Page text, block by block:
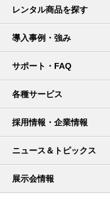
レンタル商品を探す
導入事例・強み
サポート・FAQ
各種サービス
採用情報・企業情報
ニュース＆トピックス
展示会情報